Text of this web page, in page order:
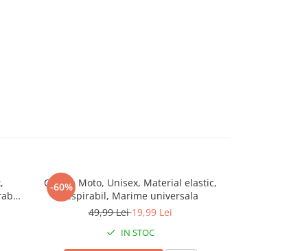
-60%
Cagula Moto, Unisex, Material elastic,
respirabil, Marime universala
49,99 Lei19,99 Lei
IN STOC